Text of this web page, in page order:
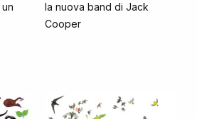
la nuova band di Jack
Cooper